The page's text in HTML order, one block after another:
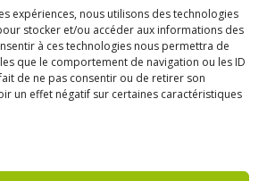
expériences, nous utilisons des technologies
stocker et/ou accéder aux informations des
à ces technologies nous permettra de
que le comportement de navigation ou les ID
de ne pas consentir ou de retirer son
un effet négatif sur certaines caractéristiques